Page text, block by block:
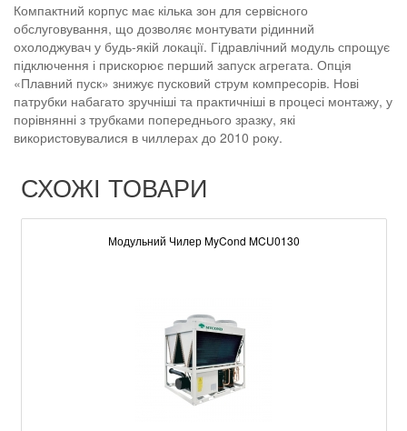
Компактний корпус має кілька зон для сервісного
обслуговування, що дозволяє монтувати рідинний
охолоджувач у будь-якій локації. Гідравлічний модуль спрощує
підключення і прискорює перший запуск агрегата. Опція
«Плавний пуск» знижує пусковий струм компресорів. Нові
патрубки набагато зручніші та практичніші в процесі монтажу, у
порівнянні з трубками попереднього зразку, які
використовувалися в чиллерах до 2010 року.
СХОЖІ ТОВАРИ
Модульний Чилер MyCond MCU0130